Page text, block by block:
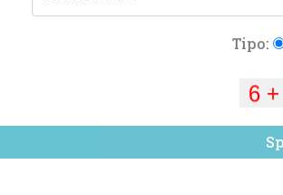
Tipo: